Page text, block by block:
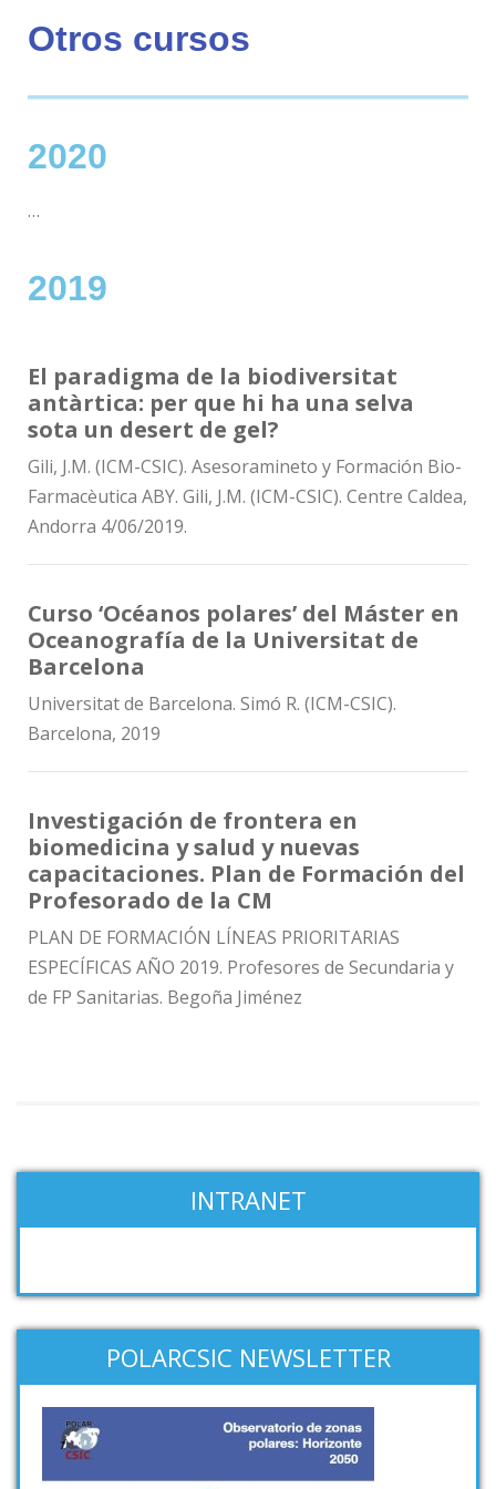
Otros cursos
2020
…
2019
El paradigma de la biodiversitat
antàrtica: per que hi ha una selva
sota un desert de gel?
Gili, J.M. (ICM-CSIC). Asesoramineto y Formación Bio-
Farmacèutica ABY. Gili, J.M. (ICM-CSIC). Centre Caldea,
Andorra 4/06/2019.
Curso ‘Océanos polares’ del Máster en
Oceanografía de la Universitat de
Barcelona
Universitat de Barcelona. Simó R. (ICM-CSIC).
Barcelona, 2019
Investigación de frontera en
biomedicina y salud y nuevas
capacitaciones. Plan de Formación del
Profesorado de la CM
PLAN DE FORMACIÓN LÍNEAS PRIORITARIAS
ESPECÍFICAS AÑO 2019. Profesores de Secundaria y
de FP Sanitarias. Begoña Jiménez
INTRANET
POLARCSIC NEWSLETTER